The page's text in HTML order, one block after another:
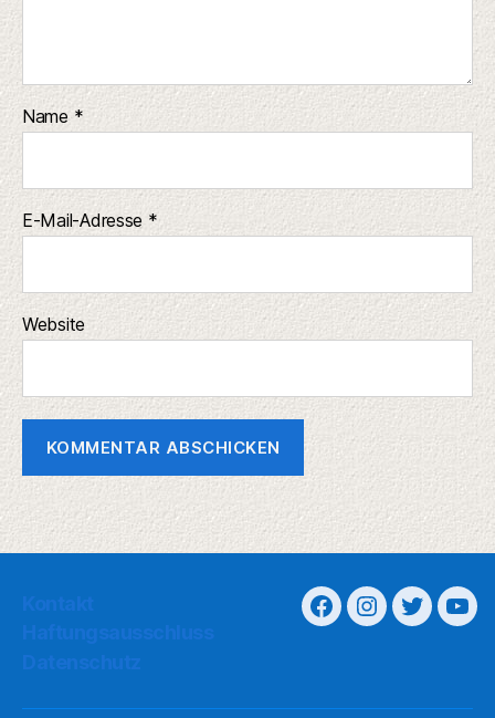
Name *
E-Mail-Adresse *
Website